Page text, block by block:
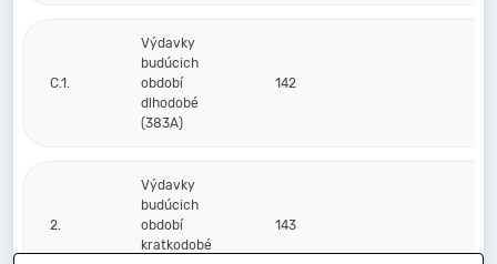
C.1.
Výdavky
budúcich
období
dlhodobé
(383A)
142
2.
Výdavky
budúcich
období
kratkodobé
143